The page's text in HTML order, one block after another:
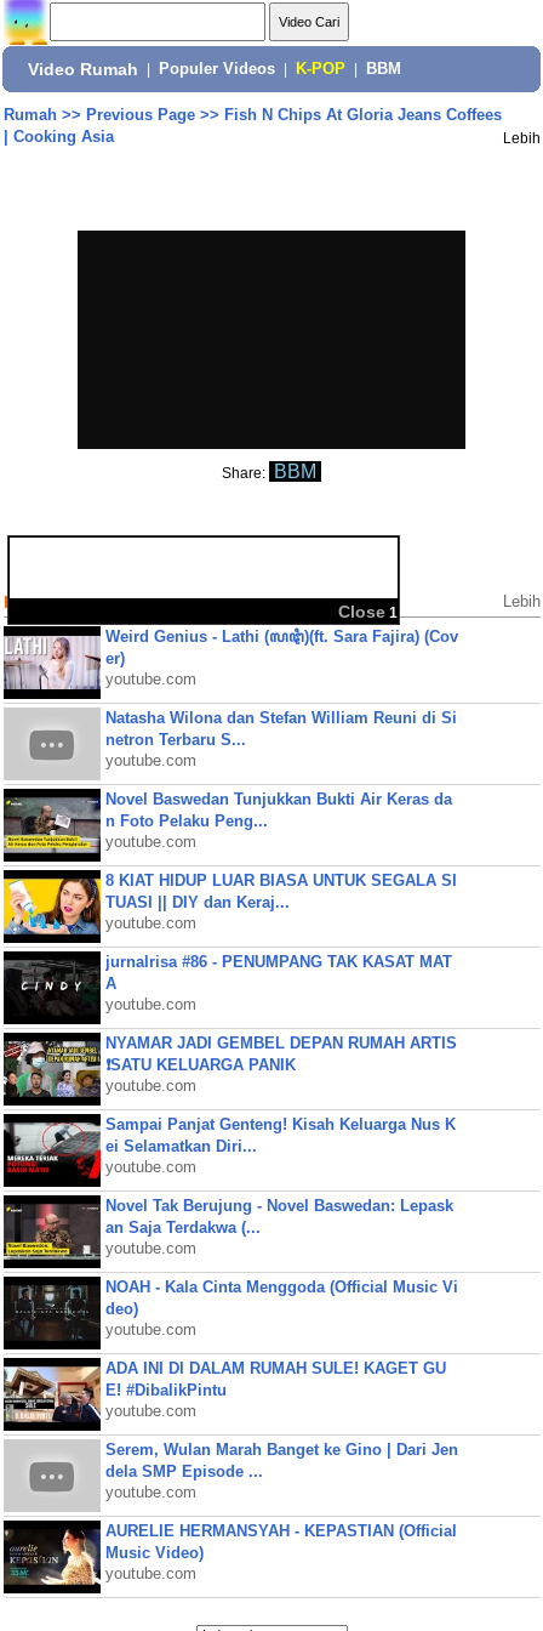
Video Rumah Populer Videos K-POP BBM
Rumah>> Previous Page>> Fish N Chips At Gloria Jeans Coffees
| Cooking Asia
Lebih
Share: BBM
Populer Videos Lebih
Weird Genius - Lathi (ꦭꦛꦶ)(ft. Sara Fajira) (Cov
er)
youtube.com
Natasha Wilona dan Stefan William Reuni di Si
netron Terbaru S...
youtube.com
Novel Baswedan Tunjukkan Bukti Air Keras da
n Foto Pelaku Peng...
youtube.com
8 KIAT HIDUP LUAR BIASA UNTUK SEGALA SI
TUASI || DIY dan Keraj...
youtube.com
jurnalrisa #86 - PENUMPANG TAK KASAT MAT
A
youtube.com
NYAMAR JADI GEMBEL DEPAN RUMAH ARTIS
❗SATU KELUARGA PANIK
youtube.com
Sampai Panjat Genteng! Kisah Keluarga Nus K
ei Selamatkan Diri...
youtube.com
Novel Tak Berujung - Novel Baswedan: Lepask
an Saja Terdakwa (...
youtube.com
NOAH - Kala Cinta Menggoda (Official Music Vi
deo)
youtube.com
ADA INI DI DALAM RUMAH SULE! KAGET GU
E! #DibalikPintu
youtube.com
Serem, Wulan Marah Banget ke Gino | Dari Jen
dela SMP Episode ...
youtube.com
AURELIE HERMANSYAH - KEPASTIAN (Official
Music Video)
youtube.com